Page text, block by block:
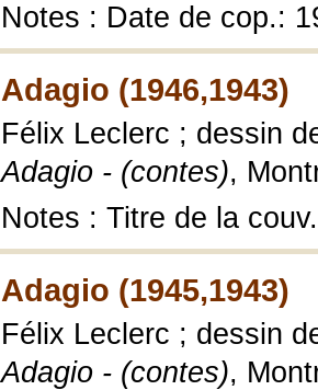
Notes : Date de cop.:
Adagio (1946,1943)
Félix Leclerc ; dessin
Adagio - (contes),
Notes : Titre de la
Adagio (1945,1943)
Félix Leclerc ; dessin
Adagio - (contes),